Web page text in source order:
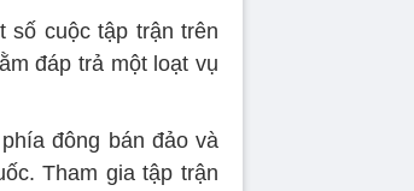
số cuộc tập trận trên
đáp trả một loạt vụ
đông bán đảo và
Tham gia tập trận